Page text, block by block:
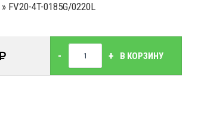
» FV20-4T-0185G/0220L
- + В КОРЗИНУ